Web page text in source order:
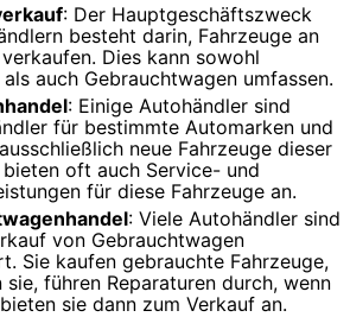
: Der Hauptgeschäftszweck
besteht darin, Fahrzeuge an
Dies kann sowohl
auch Gebrauchtwagen umfassen.
: Einige Autohändler sind
für bestimmte Automarken und
neue Fahrzeuge dieser
bieten oft auch Service- und
für diese Fahrzeuge an.
: Viele Autohändler sind
von Gebrauchtwagen
Sie kaufen gebrauchte Fahrzeuge,
sie, führen Reparaturen durch, wenn
sie dann zum Verkauf an.